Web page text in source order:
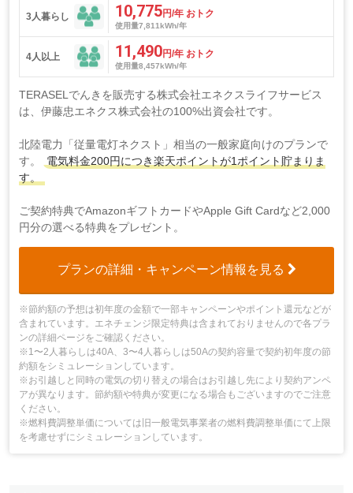
3人暮らし 10,775円/年 おトク
使用量7,811kWh/年
4人以上 11,490円/年 おトク
使用量8,457kWh/年
プランの詳細・キャンペーン情報を見る
TERASELでんきを販売する株式会社エネクスライフサービス
は、伊藤忠エネクス株式会社の100%出資会社です。
北陸電力「従量電灯ネクスト」相当の一般家庭向けのプランで
す。
電気料金200円につき楽天ポイントが1ポイント貯まりま
す。
ご契約特典でAmazonギフトカードやApple Gift Cardなど2,000
円分の選べる特典をプレゼント。
※節約額の予想は初年度の金額で一部キャンペーンやポイント還元などが
含まれています。エネチェンジ限定特典は含まれておりませんので各プラ
ンの詳細ページをご確認ください。
※1〜2人暮らしは40A、3〜4人暮らしは50Aの契約容量で契約初年度の節
約額をシミュレーションしています。
※お引越しと同時の電気の切り替えの場合はお引越し先により契約アンペ
アが異なります。節約額や特典が変更になる場合もございますのでご注意
ください。
※燃料費調整単価については旧一般電気事業者の燃料費調整単価にて上限
を考慮せずにシミュレーションしています。